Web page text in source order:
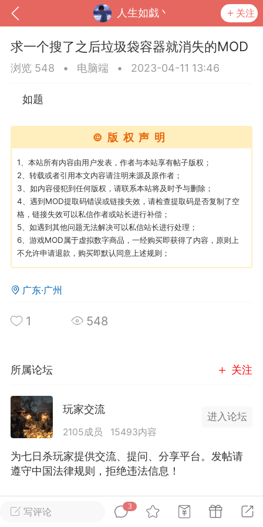
人生如戯丶 关注
我的钱包 道具 排行榜
MOD下载 攻略教程 联机招募
大人
Lv.8
作弊模组的发布规范近期收到一些信息
环境，中文网特此发布以下声明，规范
模组的发布行为：1. *...
汉
72 2.21w
大人
Lv.8
写评论
3
求一个搜了之后垃圾袋容器就消失的MOD
浏览 548 • 电脑端 • 2023-04-11 13:46
如题
©版权声明
1、本站所有内容由用户发表，作者与本站享有帖子版权；
2、转载或者引用本文内容请注明来源及原作者；
3、如内容侵犯到任何版权，请联系本站将及时予与删除；
4、遇到MOD提取码错误或链接失效，请检查提取码是否复制了空
格，链接失效可以私信作者或站长进行补偿；
5、如遇到其他问题无法解决可以私信站长进行处理；
6、游戏MOD属于虚拟数字商品，一经购买即获得了内容，原则上
不允许申请退款，购买即默认同意上述规则；
广东·广州
1 548
所属论坛 关注
玩家交流
2105成员 15493内容
进入论坛
为七日杀玩家提供交流、提问、分享平台。发帖请
遵守中国法律规则，拒绝违法信息！
全部 3 正序